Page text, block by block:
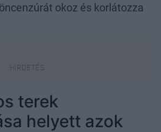
okoz és korlátozza
terek
helyett azok